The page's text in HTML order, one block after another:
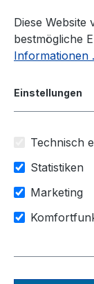
Zum
Industrie-PC
Nuvo-
Diese Website
bestmögliche
Informationen
Einstellungen
Technisch
Statistiken
Marketing